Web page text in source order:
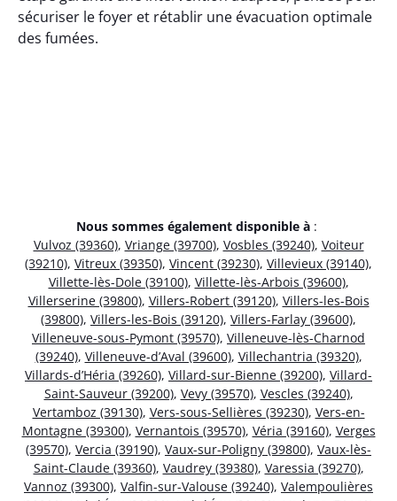
sécuriser le foyer et rétablir une évacuation optimale
des fumées.
Nous sommes également disponible à :
Vulvoz (39360), Vriange (39700), Vosbles (39240), Voiteur
(39210), Vitreux (39350), Vincent (39230), Villevieux (39140),
Villette-lès-Dole (39100), Villette-lès-Arbois (39600),
Villerserine (39800), Villers-Robert (39120), Villers-les-Bois
(39800), Villers-les-Bois (39120), Villers-Farlay (39600),
Villeneuve-sous-Pymont (39570), Villeneuve-lès-Charnod
(39240), Villeneuve-d’Aval (39600), Villechantria (39320),
Villards-d’Héria (39260), Villard-sur-Bienne (39200), Villard-
Saint-Sauveur (39200), Vevy (39570), Vescles (39240),
Vertamboz (39130), Vers-sous-Sellières (39230), Vers-en-
Montagne (39300), Vernantois (39570), Véria (39160), Verges
(39570), Vercia (39190), Vaux-sur-Poligny (39800), Vaux-lès-
Saint-Claude (39360), Vaudrey (39380), Varessia (39270),
Vannoz (39300), Valfin-sur-Valouse (39240), Valempoulières